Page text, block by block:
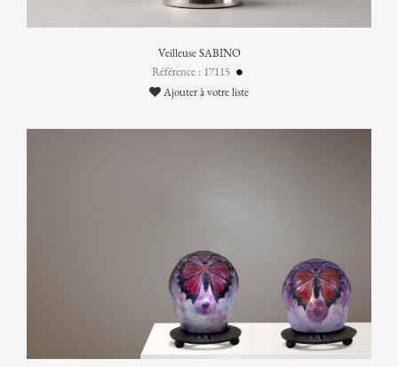
Veilleuse SABINO
Référence : 17115
Ajouter à votre liste